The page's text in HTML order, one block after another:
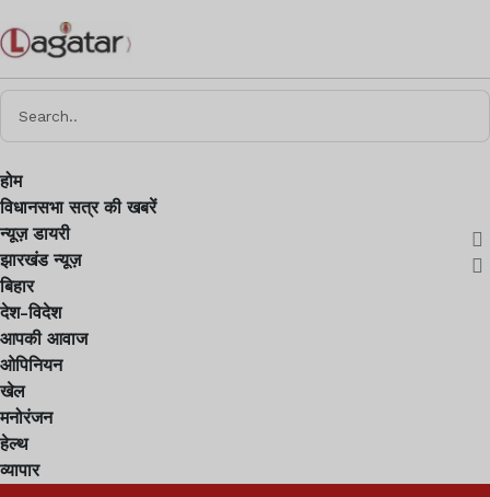
होम
विधानसभा सत्र की खबरें
न्यूज़ डायरी
झारखंड न्यूज़
बिहार
देश-विदेश
आपकी आवाज
ओपिनियन
खेल
मनोरंजन
हेल्थ
व्यापार